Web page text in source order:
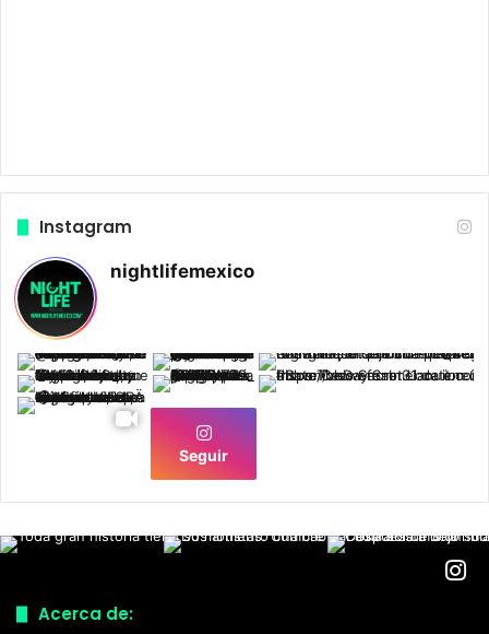
Instagram
nightlifemexico
Seguir
Acerca de: